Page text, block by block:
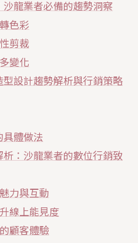
龍業者必備的趨勢洞察
色彩
剪裁
變化
設計趨勢解析與行銷策略
體做法
：沙龍業者的數位行銷致
力與互動
線上能見度
顧客體驗